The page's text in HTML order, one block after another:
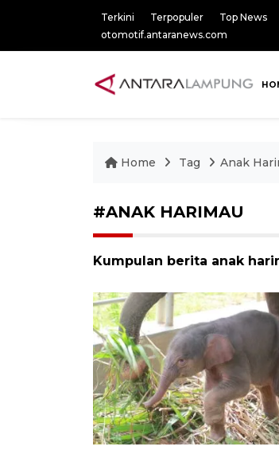
Terkini Terpopuler Top News
otomotif.antaranews.com
Home Tag Anak
#ANAK HARIMAU
Kumpulan berita anak